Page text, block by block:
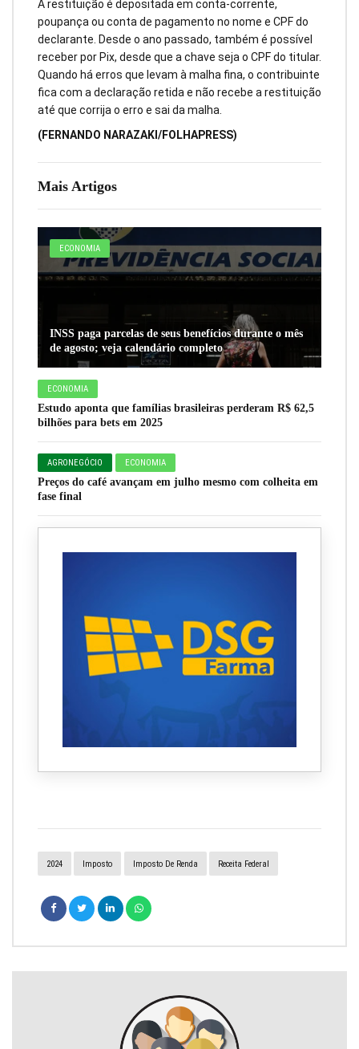
Mais Artigos
ECONOMIA
INSS paga parcelas de seus benefícios durante o mês
de agosto; veja calendário completo
ECONOMIA
Estudo aponta que famílias brasileiras perderam R$ 62,5
bilhões para bets em 2025
AGRONEGÓCIO ECONOMIA
Preços do café avançam em julho mesmo com colheita em
fase final
A restituição é depositada em conta-corrente,
poupança ou conta de pagamento no nome e CPF do
declarante. Desde o ano passado, também é possível
receber por Pix, desde que a chave seja o CPF do titular.
Quando há erros que levam à malha fina, o contribuinte
fica com a declaração retida e não recebe a restituição
até que corrija o erro e sai da malha.
(FERNANDO NARAZAKI/FOLHAPRESS)
2024 Imposto Imposto De Renda Receita Federal